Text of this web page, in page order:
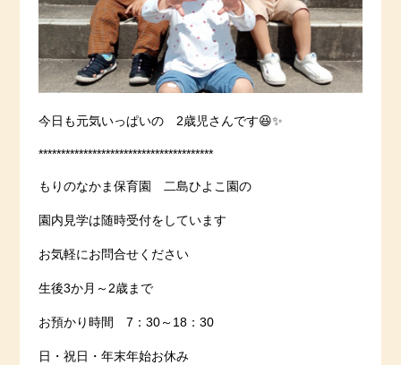
今日も元気いっぱいの 2歳児さんです😆✨
***************************************
もりのなかま保育園 二島ひよこ園の
園内見学は随時受付をしています
お気軽にお問合せください
生後3か月～2歳まで
お預かり時間 7：30～18：30
日・祝日・年末年始お休み